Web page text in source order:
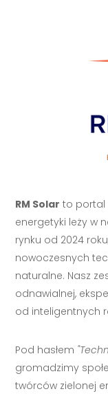
RM Solar to portal
energetyki leży w
rynku od 2024
nowoczesnych
naturalne. Nasz
odnawialnej,
od inteligentnych
Pod hasłem
gromadzimy
twórców zielonej